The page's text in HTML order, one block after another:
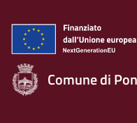
Comune di